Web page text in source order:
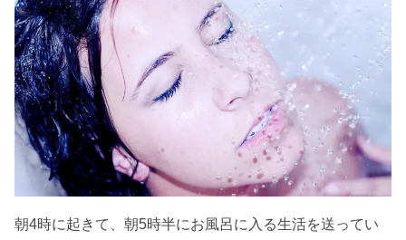
朝4時に起きて、朝5時半にお風呂に入る生活を送ってい